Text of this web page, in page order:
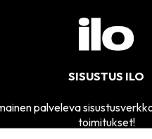
SISUSTUS ILO
palveleva
toimitukset!